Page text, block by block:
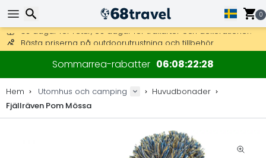
0
Få fri frakt på beställningar över 2 875 kr.
DHL Express över natten är också tillgängligt.
30 dagar för retur, 90 dagar för träkartor och dekorationer.
Sommarrea-rabatter 06 08 22 28
Hem Utomhus och camping
Huvudbonader
Fjällräven Pom Mössa